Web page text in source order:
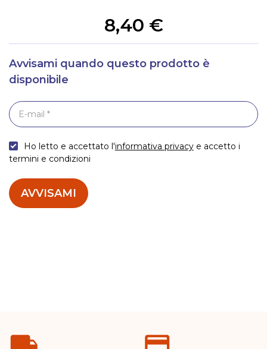
8,40 €
Avvisami quando questo prodotto è
disponibile
Ho letto e accettato l'informativa privacye accetto i
termini e condizioni
AVVISAMI